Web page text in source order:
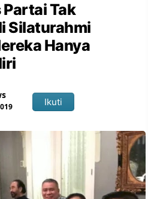
Tak
Silaturahmi
Hanya
Ikuti